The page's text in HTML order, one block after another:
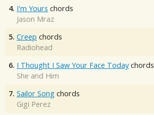
4. I'm Yours chords
Jason Mraz
5. Creep chords
Radiohead
6. I Thought I Saw Your Face Today chords
She and Him
7. Sailor Song chords
Gigi Perez